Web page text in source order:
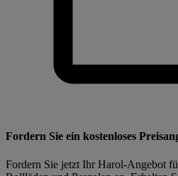
Fordern Sie ein kostenloses
Fordern Sie jetzt Ihr Harol-Angebot